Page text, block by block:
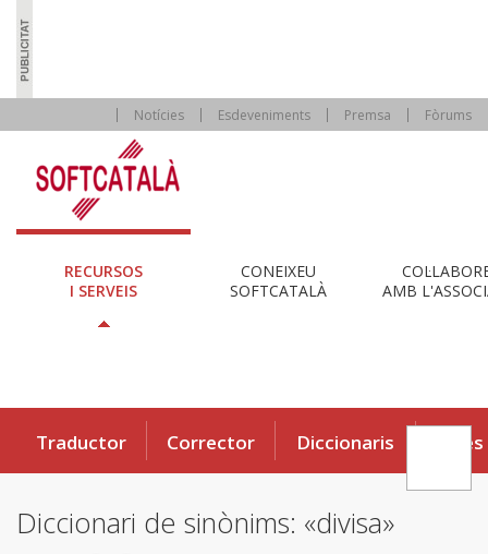
Notícies Esdeveniments Premsa Fòrums
RECURSOS
I SERVEIS
CONEIXEU
SOFTCATALÀ
AMB
Traductor Corrector Diccionaris Eines
Diccionari de sinònims: «divisa»